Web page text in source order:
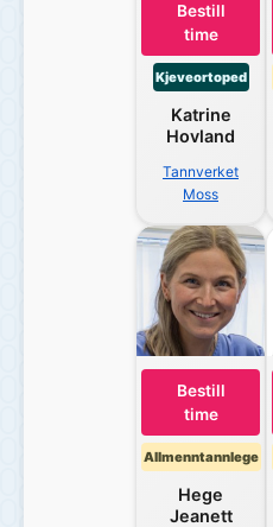
Bestill
time
Kjeveortoped
Katrine
Hovland
Tannverket
Moss
Bestill
time
Allmenntannlege
Hege
Jeanett